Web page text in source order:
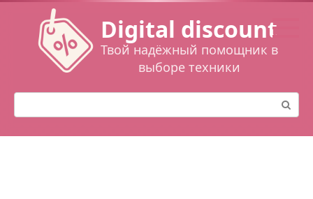
Перейти
контенту
Digital discount
Твой надёжный помощник в
выборе техники
Поиск: